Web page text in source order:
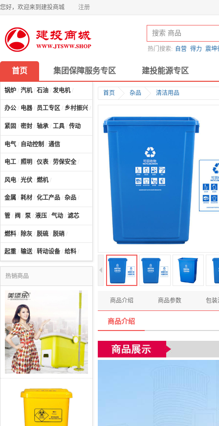
您好，欢迎来到建投商城 注册
热门搜索: 自营 得力 震坤
首页 集团保障服务专区 建投能源专区
锅炉 / 汽机/ 石油 / 发电机/
办公 / 电器 / 员工专区 / 乡村振兴 /
紧固 / 密封 / 轴承 / 工具 / 传动
电气 / 自动控制 / 通信
电工 / 照明 / 仪表 / 劳保安全 /
风电 / 光伏 / 燃机/
金属 / 耗材 / 化工产品 / 杂品 /
管 / 阀 / 泵 / 液压 / 气动 / 滤芯
燃料 / 除灰 / 脱硫 / 脱硝 /
起重 / 输送/ 转动设备 / 给料 /
热销商品
首页 杂品 清洁用品
商品介绍 商品参数 包装
商品介绍